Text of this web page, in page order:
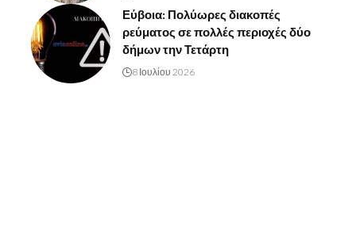
Εύβοια: Πολύωρες διακοπές
ρεύματος σε πολλές περιοχές δύο
δήμων την Τετάρτη
8 Ιουλίου 2026